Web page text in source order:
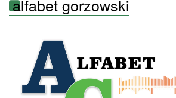
alfabet gorzowski